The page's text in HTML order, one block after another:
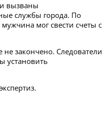
вызваны
службы города. По
мог свести счеты с
не закончено. Следователи
установить